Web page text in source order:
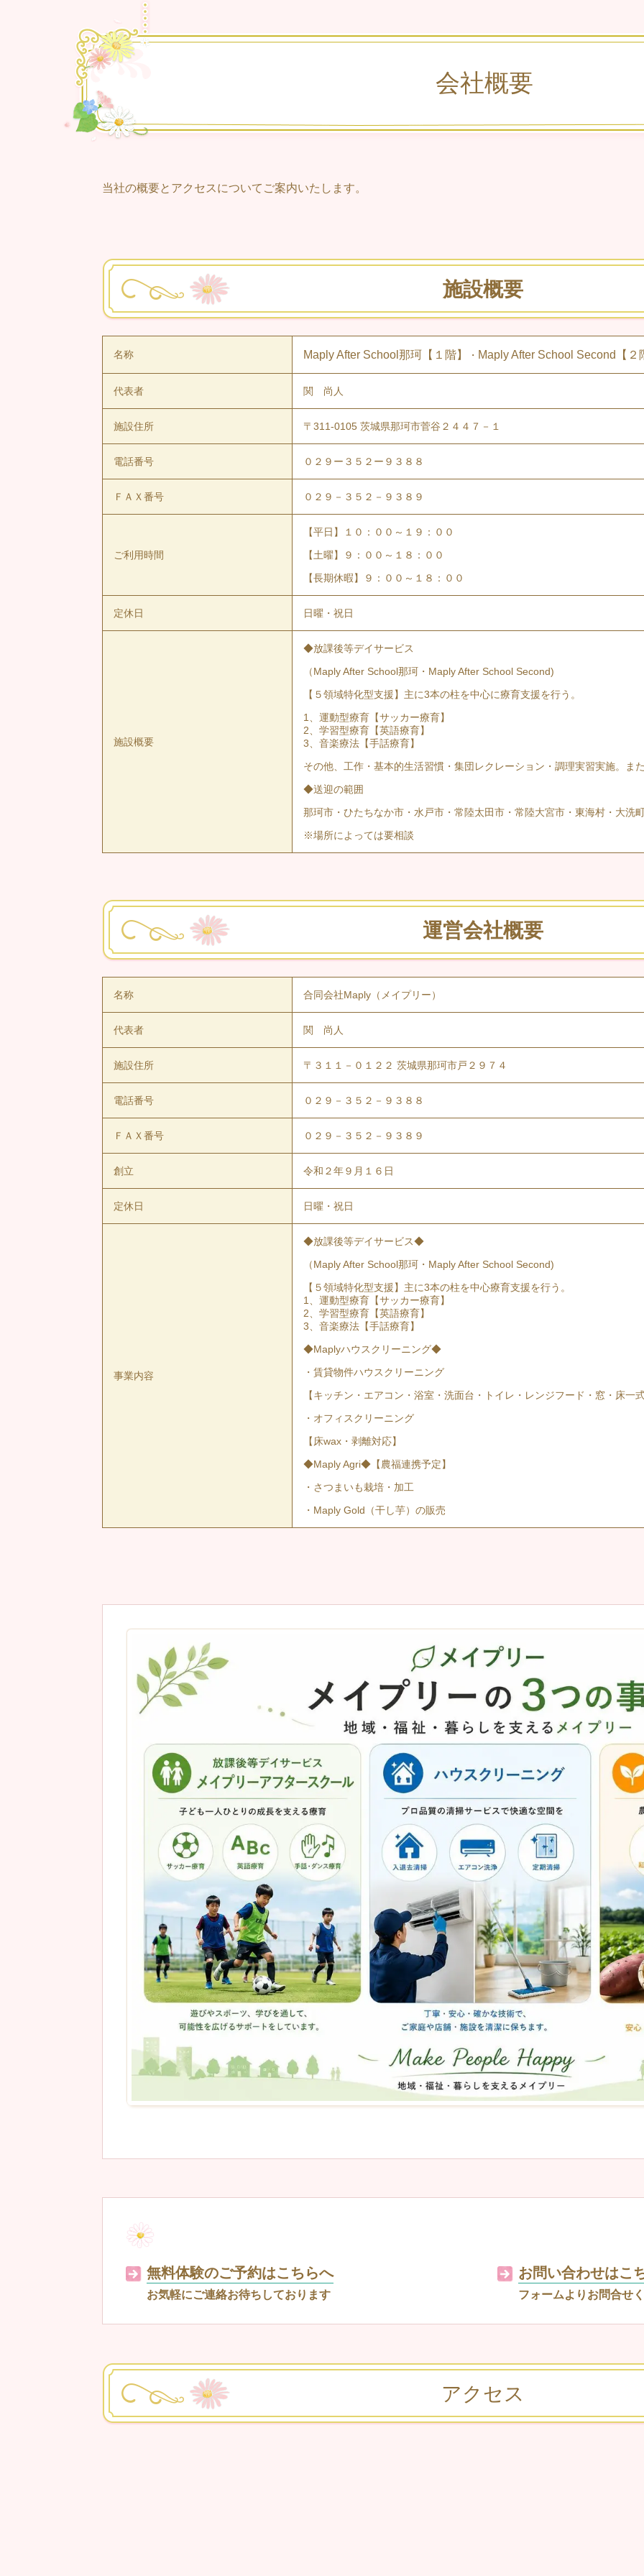
会社概要
当社の概要とアクセスについてご案内いたします。
施設概要
名称 Maply After School那珂【１階】 ・ Maply After School Second【２
代表者 関 尚人
施設住所 〒311-0105 茨城県那珂市菅谷２４４７－１
電話番号 ０２９ー３５２ー９３８８
ＦＡＸ番号 ０２９－３５２－９３８９
ご利用時間
【平日】１０：００～１９：００
【土曜】９：００～１８：００
【長期休暇】９：００～１８：００
定休日 日曜・祝日
施設概要
◆放課後等デイサービス
（Maply After School那珂・Maply After School Second)
【５領域特化型支援】主に3本の柱を中心に療育支援を行う。
1、運動型療育【サッカー療育】
2、学習型療育【英語療育】
3、音楽療法【手話療育】
その他、工作・基本的生活習慣・集団レクレーション・調理実習実施。ま
◆送迎の範囲
那珂市・ひたちなか市・水戸市・常陸太田市・常陸大宮市・東海村・大洗
※場所によっては要相談
運営会社概要
名称 合同会社Maply（メイプリー）
代表者 関 尚人
施設住所 〒３１１－０１２２ 茨城県那珂市戸２９７４
電話番号 ０２９－３５２－９３８８
ＦＡＸ番号 ０２９－３５２－９３８９
創立 令和２年９月１６日
定休日 日曜・祝日
事業内容
◆放課後等デイサービス◆
（Maply After School那珂・Maply After School Second)
【５領域特化型支援】主に3本の柱を中心療育支援を行う。
1、運動型療育【サッカー療育】
2、学習型療育【英語療育】
3、音楽療法【手話療育】
◆Maplyハウスクリーニング◆
・賃貸物件ハウスクリーニング
【キッチン・エアコン・浴室・洗面台・トイレ・レンジフード・窓・床一
・オフィスクリーニング
【床wax・剥離対応】
◆Maply Agri◆【農福連携予定】
・さつまいも栽培・加工
・Maply Gold（干し芋）の販売
無料体験のご予約はこちらへ
お気軽にご連絡お待ちしております
お問い合わせはこ
フォームよりお問合せ
アクセス